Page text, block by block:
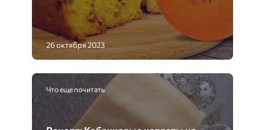
26 октября 2023
Что еще почитать